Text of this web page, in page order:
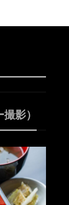
影）